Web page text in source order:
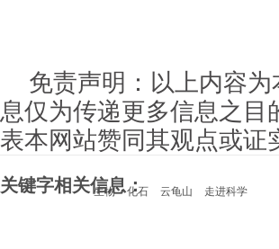
免责声明：以上内容
息仅为传递更多信息之目
表本网站赞同其观点或证
关键字相关信息：
生物 化石 云龟山 走进科学